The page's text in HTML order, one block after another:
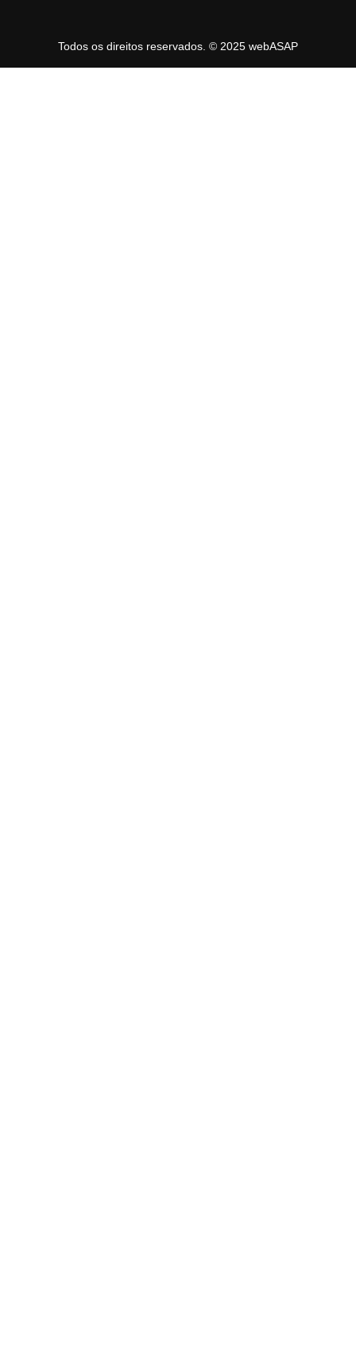
Todos os direitos reservados. © 2025 webASAP